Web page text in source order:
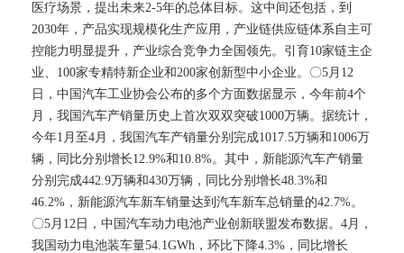
医疗场景，提出未来2-5年的总体目标。这中间还包括，到
2030年，产品实现规模化生产应用，产业链供应链体系自主可
控能力明显提升，产业综合竞争力全国领先。引育10家链主企
业、100家专精特新企业和200家创新型中小企业。〇5月12
日，中国汽车工业协会公布的多个方面数据显示，今年前4个
月，我国汽车产销量历史上首次双双突破1000万辆。据统计，
今年1月至4月，我国汽车产销量分别完成1017.5万辆和1006万
辆，同比分别增长12.9%和10.8%。其中，新能源汽车产销量
分别完成442.9万辆和430万辆，同比分别增长48.3%和
46.2%，新能源汽车新车销量达到汽车新车总销量的42.7%。
〇5月12日，中国汽车动力电池产业创新联盟发布数据。4月，
我国动力电池装车量54.1GWh，环比下降4.3%，同比增长